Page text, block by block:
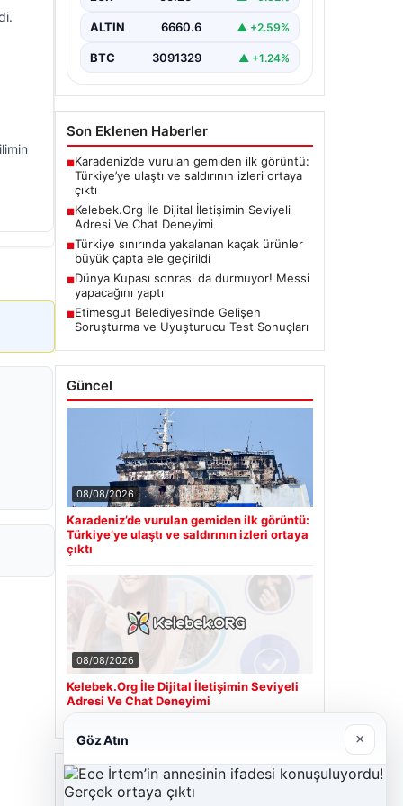
ALTIN 6660.6 ▲ +2.59%
BTC 3091329 ▲ +1.24%
Son Eklenen Haberler
■Karadeniz’de vurulan gemiden ilk görüntü:
Türkiye’ye ulaştı ve saldırının izleri ortaya
çıktı
■Kelebek.Org İle Dijital İletişimin Seviyeli
Adresi Ve Chat Deneyimi
■Türkiye sınırında yakalanan kaçak ürünler
büyük çapta ele geçirildi
■Dünya Kupası sonrası da durmuyor! Messi
yapacağını yaptı
■Etimesgut Belediyesi’nde Gelişen
Soruşturma ve Uyuşturucu Test Sonuçları
Güncel
08/08/2026
Karadeniz’de vurulan gemiden ilk görüntü:
Türkiye’ye ulaştı ve saldırının izleri ortaya
çıktı
08/08/2026
Kelebek.Org İle Dijital İletişimin Seviyeli
Adresi Ve Chat Deneyimi
Son Eklenen Firmalar
Göz Atın ×